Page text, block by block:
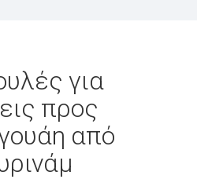
για
προς
από